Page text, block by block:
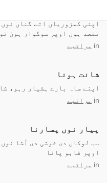
اپنی کمزوریاں اتے گناں
مقصد ہون اوپر سوگوار ہون
in مراقبے
شانت ہونا
اپنے ساہ بارے ہشیار رہو،
in مراقبے
پیار نوں پسارنا
سب لوکاں دی خوشی دی آشا
اوپر قابو پانا
in مراقبے